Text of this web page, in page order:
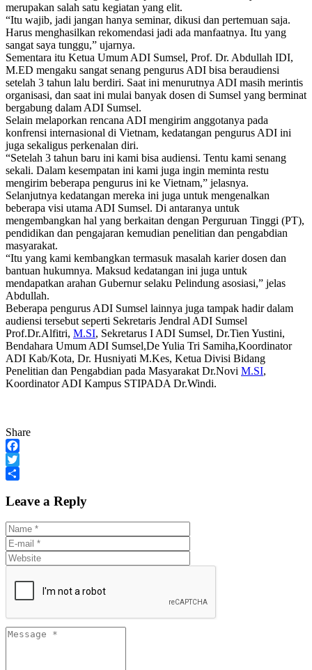
merupakan salah satu kegiatan yang elit.
“Itu wajib, jadi jangan hanya seminar, dikusi dan pertemuan saja.
Harus menghasilkan rekomendasi jadi ada manfaatnya. Itu yang
sangat saya tunggu,” ujarnya.
Sementara itu Ketua Umum ADI Sumsel, Prof. Dr. Abdullah IDI,
M.ED mengaku sangat senang pengurus ADI bisa beraudiensi
setelah 3 tahun lalu berdiri. Saat ini menurutnya ADI masih merintis
organisasi, dan saat ini mulai banyak dosen di Sumsel yang berminat
bergabung dalam ADI Sumsel.
Selain melaporkan rencana ADI mengirim anggotanya pada
konfrensi internasional di Vietnam, kedatangan pengurus ADI ini
juga sekaligus perkenalan diri.
“Setelah 3 tahun baru ini kami bisa audiensi. Tentu kami senang
sekali. Dalam kesempatan ini kami juga ingin meminta restu
mengirim beberapa pengurus ini ke Vietnam,” jelasnya.
Selanjutnya kedatangan mereka ini juga untuk mengenalkan
beberapa visi utama ADI Sumsel. Di antaranya untuk
mengembangkan hal yang berkaitan dengan Perguruan Tinggi (PT),
pendidikan dan pengajaran kemudian penelitian dan pengabdian
masyarakat.
“Itu yang kami kembangkan termasuk masalah karier dosen dan
bantuan hukumnya. Maksud kedatangan ini juga untuk
mendapatkan arahan Gubernur selaku Pelindung asosiasi,” jelas
Abdullah.
Beberapa pengurus ADI Sumsel lainnya juga tampak hadir dalam
audiensi tersebut seperti Sekretaris Jendral ADI Sumsel
Prof.Dr.Alfitri, M.SI, Sekretarus I ADI Sumsel, Dr.Tien Yustini,
Bendahara Umum ADI Sumsel,De Yulia Tri Samiha,Koordinator
ADI Kab/Kota, Dr. Husniyati M.Kes, Ketua Divisi Bidang
Penelitian dan Pengabdian pada Masyarakat Dr.Novi M.SI,
Koordinator ADI Kampus STIPADA Dr.Windi.
Share
Facebook
Twitter
Leave a Reply